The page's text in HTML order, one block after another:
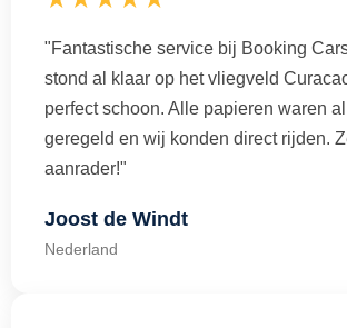
"Fantastische service bij Booking
stond al klaar op het vliegveld
perfect schoon. Alle papieren waren
geregeld en wij konden direct rijden.
aanrader!"
Joost de Windt
Nederland